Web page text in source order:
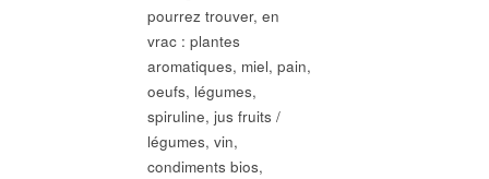
pourrez trouver, en
vrac : plantes
aromatiques, miel, pain,
oeufs, légumes,
spiruline, jus fruits /
légumes, vin,
condiments bios,